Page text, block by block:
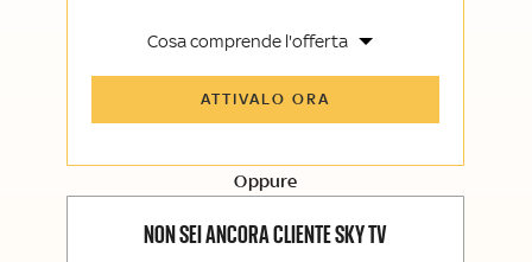
Cosa comprende l'offerta
Sky TG24 Insider
Sport e Sky TG24
La newsletter esclusiva di Sky Sport
ATTIVALO ORA
Oppure
NON SEI ANCORA CLIENTE SKY TV